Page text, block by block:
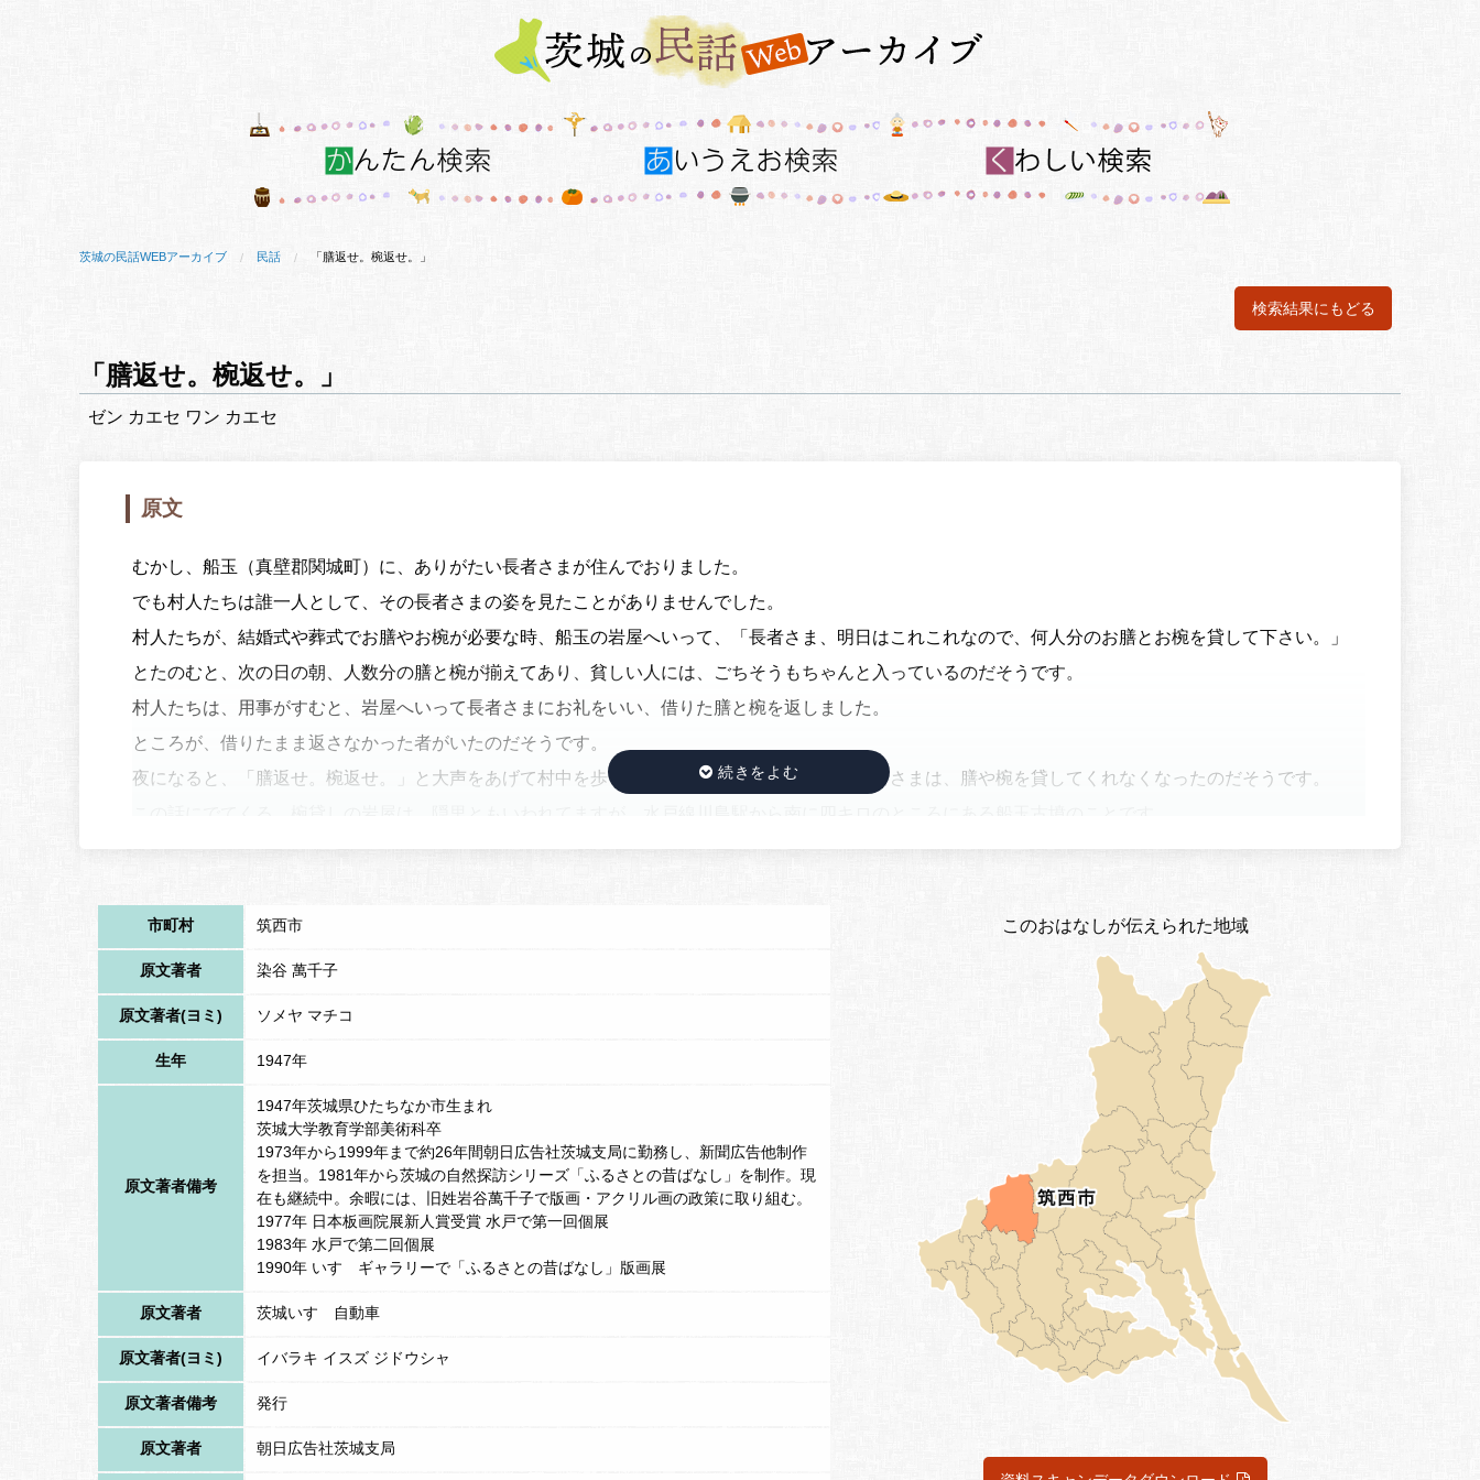
茨城の民話WEBアーカイブ 民話 「膳返せ。椀返せ。」
検索結果にもどる
「膳返せ。椀返せ。」
ゼン カエセ ワン カエセ
原文
むかし、船玉（真壁郡関城町）に、ありがたい長者さまが住んでおりました。
でも村人たちは誰一人として、その長者さまの姿を見たことがありませんでした。
村人たちが、結婚式や葬式でお膳やお椀が必要な時、船玉の岩屋へいって、「長者さま、明日はこれこれなので、何人分のお膳とお椀を貸して下さい。」
とたのむと、次の日の朝、人数分の膳と椀が揃えてあり、貧しい人には、ごちそうもちゃんと入っているのだそうです。
村人たちは、用事がすむと、岩屋へいって長者さまにお礼をいい、借りた膳と椀を返しました。
ところが、借りたまま返さなかった者がいたのだそうです。
夜になると、「膳返せ。椀返せ。」と大声をあげて村中を歩く者かおりました。それ以来、長者さまは、膳や椀を貸してくれなくなったのだそうです。
市町村 筑西市
原文著者 染谷 萬千子
原文著者(ヨミ) ソメヤ マチコ
生年 1947年
原文著者備考
1947年茨城県ひたちなか市生まれ
茨城大学教育学部美術科卒
1973年から1999年まで約26年間朝日広告社茨城支局に勤務し、新聞広告他制作
を担当。1981年から茨城の自然探訪シリーズ「ふるさとの昔ばなし」を制作。現
在も継続中。余暇には、旧姓岩谷萬千子で版画・アクリル画の政策に取り組む。
1977年 日本板画院展新人賞受賞 水戸で第一回個展
1983年 水戸で第二回個展
1990年 いすゞギャラリーで「ふるさとの昔ばなし」版画展
原文著者 茨城いすゞ自動車
原文著者(ヨミ) イバラキ イスズ ジドウシャ
原文著者備考 発行
原文著者 朝日広告社茨城支局
このおはなしが伝えられた地域